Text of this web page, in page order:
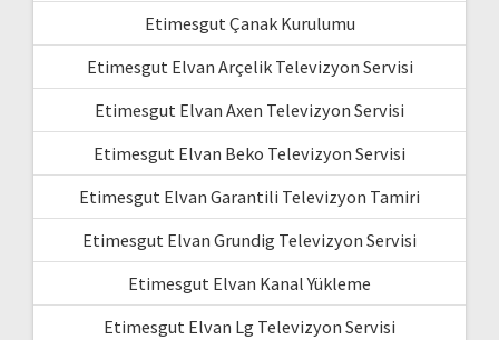
Etimesgut Çanak Kurulumu
Etimesgut Elvan Arçelik Televizyon Servisi
Etimesgut Elvan Axen Televizyon Servisi
Etimesgut Elvan Beko Televizyon Servisi
Etimesgut Elvan Garantili Televizyon Tamiri
Etimesgut Elvan Grundig Televizyon Servisi
Etimesgut Elvan Kanal Yükleme
Etimesgut Elvan Lg Televizyon Servisi